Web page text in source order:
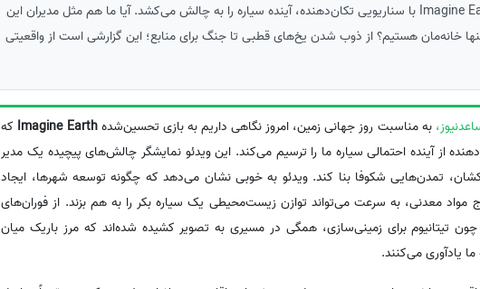
ساعدنیوز: در روز جهانی زمین، بازی Imagine Earth با سناریویی تکان‌دهنده، آینده سیاره را به چالش می‌کشد. آیا ما هم مثل مدیران این
خانه‌مان هستیم؟ از ذوب شدن یخ‌های قطبی تا جنگ برای منابع؛ این گزارشی است از واقعیتی
به مناسبت روز جهانی زمین، امروز نگاهی داریم به بازی تحسین‌شدهImagine Earth که
از آینده احتمالی سیاره ما را ترسیم می‌کند. این ویدئو نمایشگر چالش‌های پیچیده یک مدیر
تمدن‌هایی شکوفا بنا کند. ویدئو به خوبی نشان می‌دهد که چگونه توسعه شهرها، ایجاد
مواد معدنی، به سرعت می‌تواند توازن زیست‌محیطی یک سیاره بکر را به هم بزند. از فوران‌های
چون تیتانیوم برای زمینی‌سازی، همگی در مسیری به تصویر کشیده شده‌اند که مرز باریک میان
یادآوری می‌کنند.